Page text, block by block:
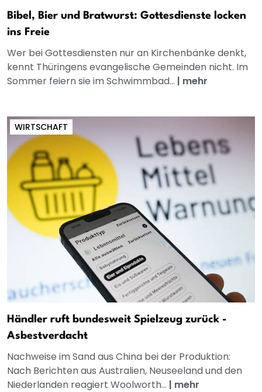
Bibel, Bier und Bratwurst: Gottesdienste locken
ins Freie
Wer bei Gottesdiensten nur an Kirchenbänke denkt,
kennt Thüringens evangelische Gemeinden nicht. Im
Sommer feiern sie im Schwimmbad... | mehr
WIRTSCHAFT
Händler ruft bundesweit Spielzeug zurück -
Asbestverdacht
Nachweise im Sand aus China bei der Produktion:
Nach Berichten aus Australien, Neuseeland und den
Niederlanden reagiert Woolworth... | mehr